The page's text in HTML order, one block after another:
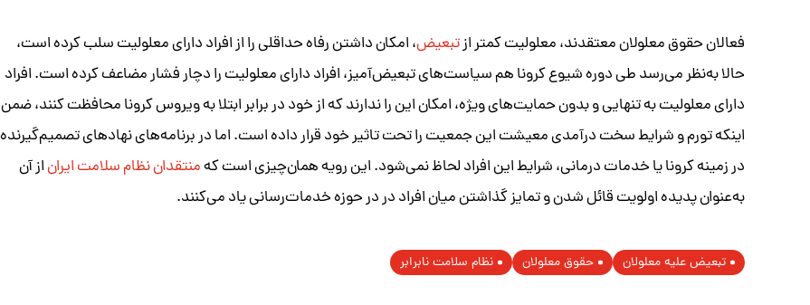
فعالان حقوق معلولان معتقدند، معلولیت کمتر ازتبعیض، امکان داشتن رفاه حداقلی را از افراد دارای معلولیت سلب کرده است،
حالا به‌نظر می‌رسد طی دوره شیوع کرونا هم سیاست‌های تبعیض‌آمیز، افراد دارای معلولیت را دچار فشار مضاعف کرده است. افراد
دارای معلولیت به تنهایی و بدون حمایت‌های ویژه، امکان این را ندارند که از خود در برابر ابتلا به ویروس کرونا محافظت کنند، ضمن
اینکه تورم و شرایط سخت درآمدی معیشت این جمعیت را تحت تاثیر خود قرار داده است. اما در برنامه‌های نهاد‌های تصمیم‌گیرنده
در زمینه کرونا یا خدمات درمانی، شرایط این افراد لحاظ نمی‌شود. این رویه همان‌چیزی است کهمنتقدان نظام سلامت ایراناز آن
به‌عنوان پدیده اولویت قائل شدن و تمایز گذاشتن میان افراد در در حوزه خدمات‌رسانی یاد می‌کنند.
تبعیض علیه معلولان حقوق معلولان نظام سلامت نابرابر